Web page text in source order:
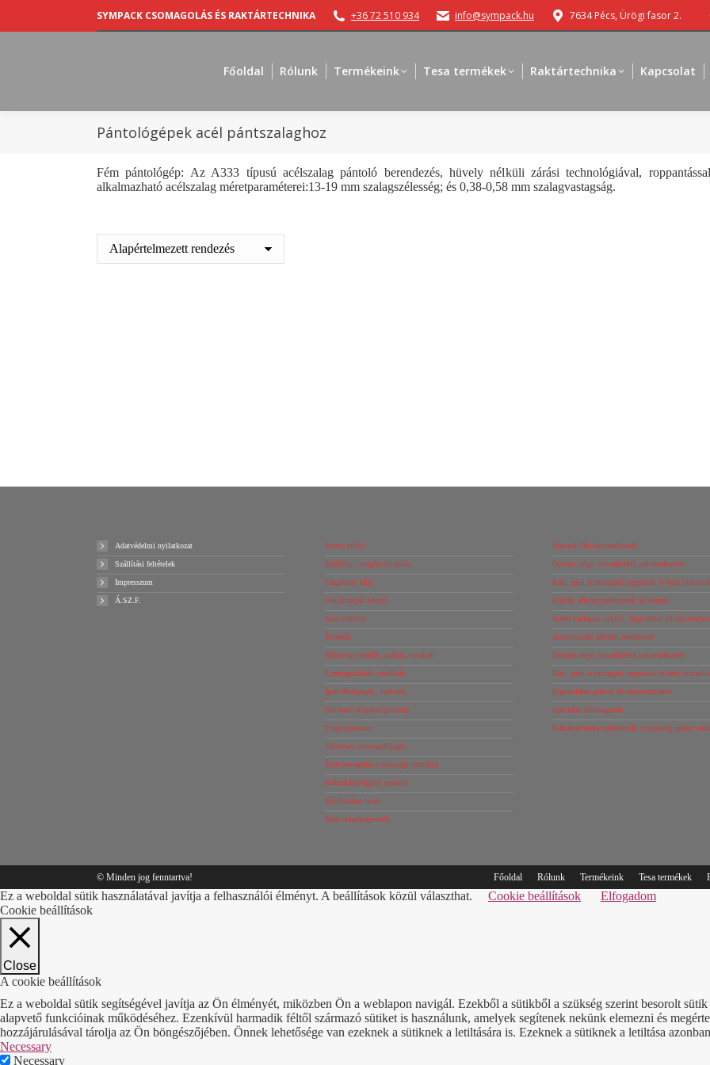
SYMPACK CSOMAGOLÁS ÉS RAKTÁRTECHNIKA +36 72 510 934 info@sympack.hu 7634 Pécs, Ürögi fasor 2.
Főoldal Rólunk Termékeink Tesa termékek Raktártechnika Kapcsolat
Pántológépek acél pántszalaghoz
Fém pántológép: Az A333 típusú acélszalag pántoló berendezés, hüvely nélküli zárási technológiával,
alkalmazható acélszalag méretparaméterei:13-19 mm szalagszélesség; és 0,38-0,58 mm szalagvastagság.
Adatvédelmi nyilatkozat
Szállítási feltételek
Impresszum
Á.SZ.F.
Sztreccsfólia
Habfólia – rezgéscsillapítás
Légpárnás fólia
Hullámpapír tekercs
Kartondoboz
Élvédők
Műanyag tömlők, zsákok, tasakok
Csomagolóháló védőháló
Ipari tűzőgépek , tackerek
Hot-melt Ragasztópisztoly
Zsugorpisztoly
Tekercses csomagolópapír
Ételcsomagolás-Lakossági termékek
Rakományrögzítő spanifer
Simítózáras tasak
Kézi vonalhegesztők
Használt állványrendszerek
Dexion salgo csavarkötésű polcrendszerek
Kézi, gépi árumozgató targoncák és kézi
Raktári állványszerkezetek és elemek
Nehéz raklapos, raktári, logisztikai
Automatizált tárolási rendszerek
Dexion salgo csavarkötésű polcrendszerek
Kézi, gépi árumozgató targoncák és kézi
Kapcsolható polcos állványrendszerek
Speciális árumozgatók
Raktártechnikai referenciák a teljesség igénye
© Minden jog fenntartva! Főoldal Rólunk Termékeink Tesa termékek
Ez a weboldal sütik használatával javítja a felhasználói élményt. A beállítások közül választhat. Cookie beállítások
Elfogadom
Cookie beállítások
Close
A cookie beállítások
Ez a weboldal sütik segítségével javítja az Ön élményét, miközben Ön a weblapon navigál. Ezekből a sütikből a szükség szerint besorolt
alapvető funkcióinak működéséhez. Ezenkívül harmadik féltől származó sütiket is használunk, amelyek segítenek nekünk elemezni és
hozzájárulásával tárolja az Ön böngészőjében. Önnek lehetősége van ezeknek a sütiknek a letiltására is. Ezeknek a sütiknek a letiltása
Necessary
Necessary